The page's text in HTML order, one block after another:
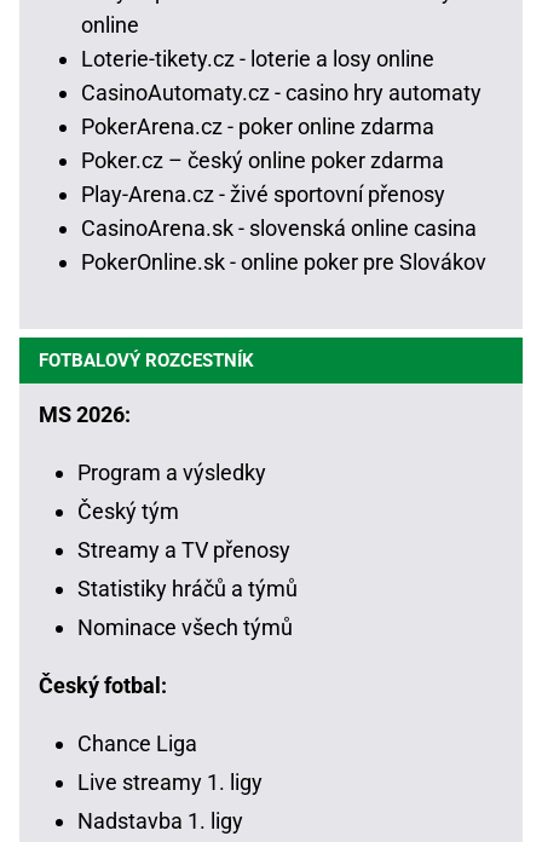
online
Loterie-tikety.cz - loterie a losy online
CasinoAutomaty.cz - casino hry automaty
PokerArena.cz - poker online zdarma
Poker.cz – český online poker zdarma
Play-Arena.cz - živé sportovní přenosy
CasinoArena.sk - slovenská online casina
PokerOnline.sk - online poker pre Slovákov
FOTBALOVÝ ROZCESTNÍK
MS 2026:
Program a výsledky
Český tým
Streamy a TV přenosy
Statistiky hráčů a týmů
Nominace všech týmů
Český fotbal:
Chance Liga
Live streamy 1. ligy
Nadstavba 1. ligy